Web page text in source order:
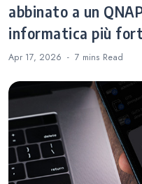
abbinato a un
informatica più
Apr 17, 2026 7 mins Read